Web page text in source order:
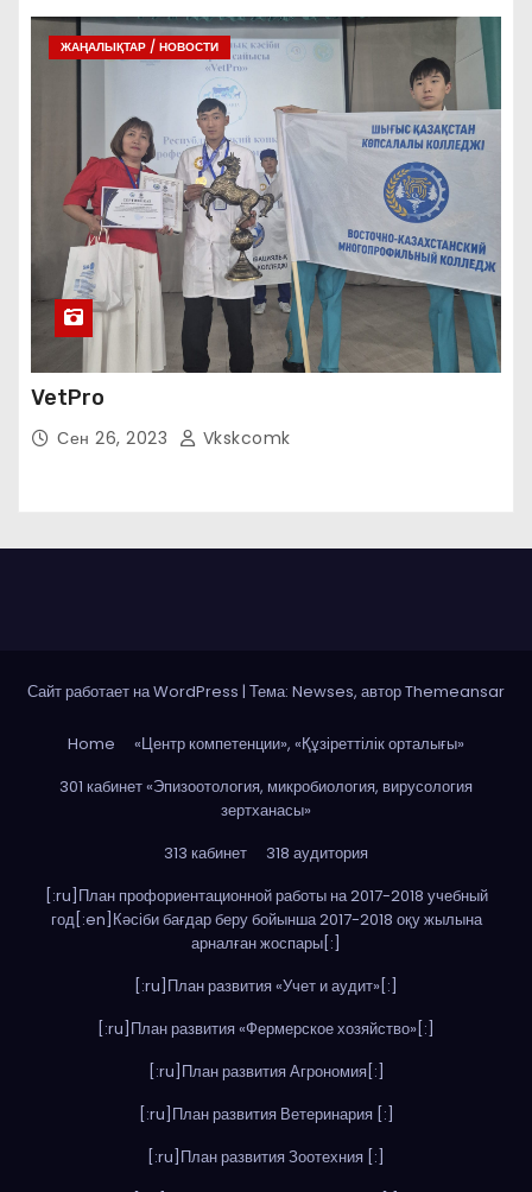
ЖАҢАЛЫҚТАР / НОВОСТИ
VetPro
Сен 26, 2023 Vkskcomk
Сайт работает на WordPress | Тема: Newses, авторThemeansar
Home
«Центр компетенции», «Құзіреттілік орталығы»
301 кабинет «Эпизоотология, микробиология, вирусология
зертханасы»
313 кабинет
318 аудитория
[:ru]План профориентационной работы на 2017-2018 учебный
год[:en]Кәсіби бағдар беру бойынша 2017-2018 оқу жылына
арналған жоспары[:]
[:ru]План развития «Учет и аудит»[:]
[:ru]План развития «Фермерское хозяйство»[:]
[:ru]План развития Агрономия[:]
[:ru]План развития Ветеринария [:]
[:ru]План развития Зоотехния [:]